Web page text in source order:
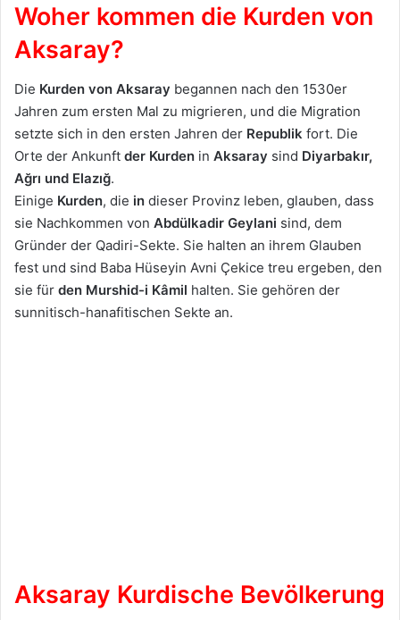
Woher kommen die Kurden von
Aksaray?
Die Kurden von Aksaray begannen nach den 1530er
Jahren zum ersten Mal zu migrieren, und die Migration
setzte sich in den ersten Jahren der Republik fort. Die
Orte der Ankunft der Kurden in Aksaray sind Diyarbakır,
Ağrı und Elazığ.
Einige Kurden, die in dieser Provinz leben, glauben, dass
sie Nachkommen von Abdülkadir Geylani sind, dem
Gründer der Qadiri-Sekte. Sie halten an ihrem Glauben
fest und sind Baba Hüseyin Avni Çekice treu ergeben, den
sie für den Murshid-i Kâmil halten. Sie gehören der
sunnitisch-hanafitischen Sekte an.
Aksaray Kurdische Bevölkerung